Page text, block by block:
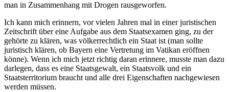
man in Zusammenhang mit Drogen rausgeworfen.
Ich kann mich erinnern, vor vielen Jahren mal in einer juristischen
Zeitschrift über eine Aufgabe aus dem Staatsexamen ging, zu der
gehörte zu klären, was völkerrechtlich ein Staat ist (man sollte
juristisch klären, ob Bayern eine Vertretung im Vatikan eröffnen
könne). Wenn ich mich jetzt richtig daran erinnere, musste man dazu
darlegen, dass es eine Staatsgewalt, ein Staatsvolk und ein
Staatsterritorium braucht und alle drei Eigenschaften nachgewiesen
werden müssen.